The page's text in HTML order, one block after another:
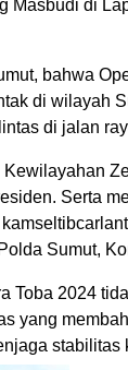
Masbudi di
bahwa
di wilayah
di jalan
Serta
Sumut,
Toba 2024
yang
stabilitas